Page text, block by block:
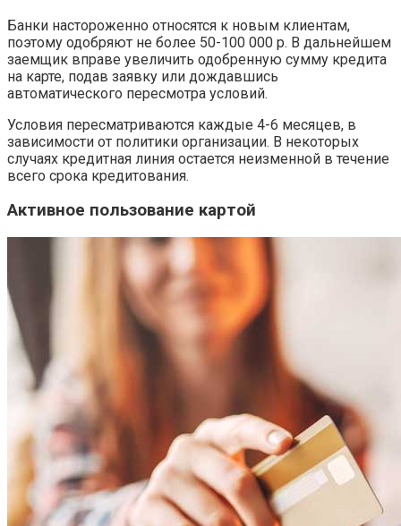
Банки настороженно относятся к новым клиентам,
поэтому одобряют не более 50-100 000 р. В дальнейшем
заемщик вправе увеличить одобренную сумму кредита
на карте, подав заявку или дождавшись
автоматического пересмотра условий.
Условия пересматриваются каждые 4-6 месяцев, в
зависимости от политики организации. В некоторых
случаях кредитная линия остается неизменной в течение
всего срока кредитования.
Активное пользование картой